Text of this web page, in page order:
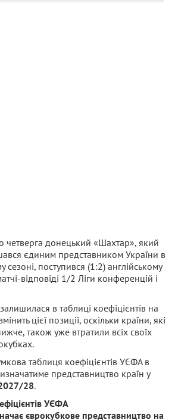
четверга донецький «Шахтар», який
єдиним представником України в
поступився (1:2) англійському
відповіді 1/2 Ліги конференцій і
в таблиці коефіцієнтів на
цієї позиції, оскільки країни, які
також уже втратили всіх своїх
таблиця коефіцієнтів УЄФА в
представництво країн у
28.
УЄФА
єврокубкове представництво на